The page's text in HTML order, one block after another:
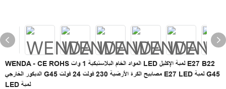
WENDA - CE ROHS المواد الخام البلاستيكية 1 وات LED لمبة الإكليل E27 B22
الديكور الخارجي G45 مصابيح الكرة الأرضية 230 فولت 24 فولت E27 LED لمبة G45
LED لمبة